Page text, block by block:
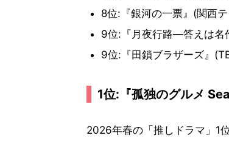
8位:『銀河の一票』(関西
9位:『月夜行路―答えは
9位:『田鎖ブラザーズ』
1位:『孤独のグルメ
2026年春の「推しドラマ」1